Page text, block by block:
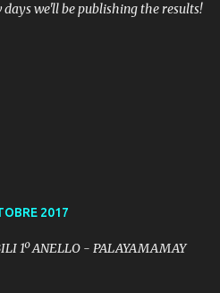
days we'll be publishing the results!
2017
1º ANELLO - PALAYAMAMAY